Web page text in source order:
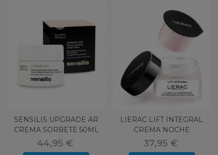
SENSILIS UPGRADE AR
CREMA SORBETE 50ML
44,95 €
LIERAC LIFT INTEGRAL
CREMA NOCHE
RECARGA 50ML
37,95 €